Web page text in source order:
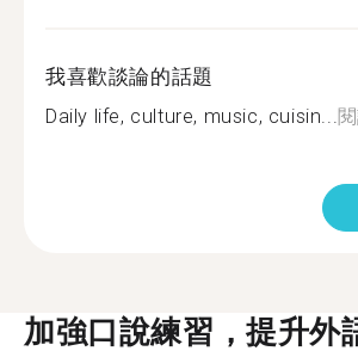
我喜歡談論的話題
Daily life, culture, music, cuisin...
加強口說練習，提升外